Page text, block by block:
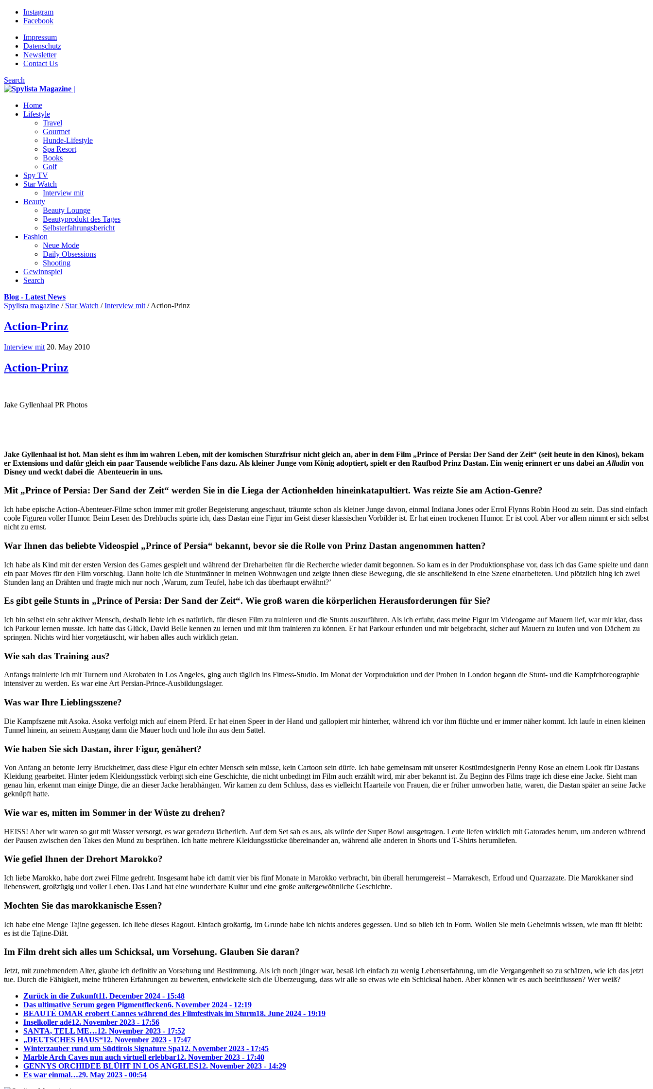
Instagram
Facebook
Impressum
Datenschutz
Newsletter
Contact Us
Search
Home
Lifestyle
Travel
Gourmet
Hunde-Lifestyle
Spa Resort
Books
Golf
Spy TV
Star Watch
Interview mit
Beauty
Beauty Lounge
Beautyprodukt des Tages
Selbsterfahrungsbericht
Fashion
Neue Mode
Daily Obsessions
Shooting
Gewinnspiel
Search
Blog - Latest News
Spylista magazine / Star Watch / Interview mit / Action-Prinz
Action-Prinz
Interview mit 20. May 2010
Action-Prinz
Jake Gyllenhaal PR Photos
Jake Gyllenhaal ist hot. Man sieht es ihm im wahren Leben, mit der komischen Sturzfrisur nicht gleich an, aber in dem Film „Prince of Persia: Der Sand der Zeit“ (seit heute in den Kinos), bekam
er Extensions und dafür gleich ein paar Tausende weibliche Fans dazu. Als kleiner Junge vom König adoptiert, spielt er den Raufbod Prinz Dastan. Ein wenig erinnert er uns dabei an Alladin von
Disney und weckt dabei die Abenteuerin in uns.
Mit „Prince of Persia: Der Sand der Zeit“ werden Sie in die Liega der Actionhelden hineinkatapultiert. Was reizte Sie am Action-Genre?
Ich habe epische Action-Abenteuer-Filme schon immer mit großer Begeisterung angeschaut, träumte schon als kleiner Junge davon, einmal Indiana Jones oder Errol Flynns Robin Hood zu sein. Das sind einfach
coole Figuren voller Humor. Beim Lesen des Drehbuchs spürte ich, dass Dastan eine Figur im Geist dieser klassischen Vorbilder ist. Er hat einen trockenen Humor. Er ist cool. Aber vor allem nimmt er sich selbst
nicht zu ernst.
War Ihnen das beliebte Videospiel „Prince of Persia“ bekannt, bevor sie die Rolle von Prinz Dastan angenommen hatten?
Ich habe als Kind mit der ersten Version des Games gespielt und während der Dreharbeiten für die Recherche wieder damit begonnen. So kam es in der Produktionsphase vor, dass ich das Game spielte und dann
ein paar Moves für den Film vorschlug. Dann holte ich die Stuntmänner in meinen Wohnwagen und zeigte ihnen diese Bewegung, die sie anschließend in eine Szene einarbeiteten. Und plötzlich hing ich zwei
Stunden lang an Drähten und fragte mich nur noch ‚Warum, zum Teufel, habe ich das überhaupt erwähnt?’
Es gibt geile Stunts in „Prince of Persia: Der Sand der Zeit“. Wie groß waren die körperlichen Herausforderungen für Sie?
Ich bin selbst ein sehr aktiver Mensch, deshalb liebte ich es natürlich, für diesen Film zu trainieren und die Stunts auszuführen. Als ich erfuhr, dass meine Figur im Videogame auf Mauern lief, war mir klar, dass
ich Parkour lernen musste. Ich hatte das Glück, David Belle kennen zu lernen und mit ihm trainieren zu können. Er hat Parkour erfunden und mir beigebracht, sicher auf Mauern zu laufen und von Dächern zu
springen. Nichts wird hier vorgetäuscht, wir haben alles auch wirklich getan.
Wie sah das Training aus?
Anfangs trainierte ich mit Turnern und Akrobaten in Los Angeles, ging auch täglich ins Fitness-Studio. Im Monat der Vorproduktion und der Proben in London begann die Stunt- und die Kampfchoreographie
intensiver zu werden. Es war eine Art Persian-Prince-Ausbildungslager.
Was war Ihre Lieblingsszene?
Die Kampfszene mit Asoka. Asoka verfolgt mich auf einem Pferd. Er hat einen Speer in der Hand und gallopiert mir hinterher, während ich vor ihm flüchte und er immer näher kommt. Ich laufe in einen kleinen
Tunnel hinein, an seinem Ausgang dann die Mauer hoch und hole ihn aus dem Sattel.
Wie haben Sie sich Dastan, ihrer Figur, genähert?
Von Anfang an betonte Jerry Bruckheimer, dass diese Figur ein echter Mensch sein müsse, kein Cartoon sein dürfe. Ich habe gemeinsam mit unserer Kostümdesignerin Penny Rose an einem Look für Dastans
Kleidung gearbeitet. Hinter jedem Kleidungsstück verbirgt sich eine Geschichte, die nicht unbedingt im Film auch erzählt wird, mir aber bekannt ist. Zu Beginn des Films trage ich diese eine Jacke. Sieht man
genau hin, erkennt man einige Dinge, die an dieser Jacke herabhängen. Wir kamen zu dem Schluss, dass es vielleicht Haarteile von Frauen, die er früher umworben hatte, waren, die Dastan später an seine Jacke
geknüpft hatte.
Wie war es, mitten im Sommer in der Wüste zu drehen?
HEISS! Aber wir waren so gut mit Wasser versorgt, es war geradezu lächerlich. Auf dem Set sah es aus, als würde der Super Bowl ausgetragen. Leute liefen wirklich mit Gatorades herum, um anderen während
der Pausen zwischen den Takes den Mund zu besprühen. Ich hatte mehrere Kleidungsstücke übereinander an, während alle anderen in Shorts und T-Shirts herumliefen.
Wie gefiel Ihnen der Drehort Marokko?
Ich liebe Marokko, habe dort zwei Filme gedreht. Insgesamt habe ich damit vier bis fünf Monate in Marokko verbracht, bin überall herumgereist – Marrakesch, Erfoud und Quarzazate. Die Marokkaner sind
liebenswert, großzügig und voller Leben. Das Land hat eine wunderbare Kultur und eine große außergewöhnliche Geschichte.
Mochten Sie das marokkanische Essen?
Ich habe eine Menge Tajine gegessen. Ich liebe dieses Ragout. Einfach großartig, im Grunde habe ich nichts anderes gegessen. Und so blieb ich in Form. Wollen Sie mein Geheimnis wissen, wie man fit bleibt:
es ist die Tajine-Diät.
Im Film dreht sich alles um Schicksal, um Vorsehung. Glauben Sie daran?
Jetzt, mit zunehmendem Alter, glaube ich definitiv an Vorsehung und Bestimmung. Als ich noch jünger war, besaß ich einfach zu wenig Lebenserfahrung, um die Vergangenheit so zu schätzen, wie ich das jetzt
tue. Durch die Fähigkeit, meine früheren Erfahrungen zu bewerten, entwickelte sich die Überzeugung, dass wir alle so etwas wie ein Schicksal haben. Aber können wir es auch beeinflussen? Wer weiß?
Zurück in die Zukunft11. December 2024 - 15:48
Das ultimative Serum gegen Pigmentflecken6. November 2024 - 12:19
BEAUTÉ OMAR erobert Cannes während des Filmfestivals im Sturm18. June 2024 - 19:19
Inselkoller adé12. November 2023 - 17:56
SANTA, TELL ME…12. November 2023 - 17:52
„DEUTSCHES HAUS“12. November 2023 - 17:47
Winterzauber rund um Südtirols Signature Spa12. November 2023 - 17:45
Marble Arch Caves nun auch virtuell erlebbar12. November 2023 - 17:40
GENNYS ORCHIDEE BLÜHT IN LOS ANGELES12. November 2023 - 14:29
Es war einmal…29. May 2023 - 00:54